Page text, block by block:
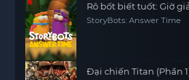
Rô bốt biết tuốt: Giờ
StoryBots: Answer Time
Đại chiến Titan (Phần